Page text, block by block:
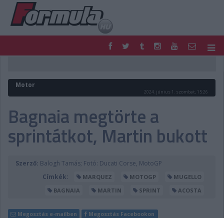
FORMULA
MOTOR
PODCAST
SHOP
TIPPJÁTÉK
DIGITÁLIS MAGAZIN
PONTÁLLÁSOK
Motor
2024. június 1. szombat, 15:26
Bagnaia megtörte a
sprintátkot, Martin bukott
Szerző: Balogh Tamás; Fotó: Ducati Corse, MotoGP
Címkék:
MARQUEZ MOTOGP
MUGELLO
BAGNAIA
MARTIN SPRINT ACOSTA
Megosztás e-mailben Megosztás Facebookon